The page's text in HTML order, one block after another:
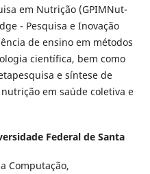
em Nutrição (GPIMNut-
- Pesquisa e Inovação
de ensino em métodos
científica, bem como
e síntese de
em saúde coletiva e
Federal de Santa
Computação,